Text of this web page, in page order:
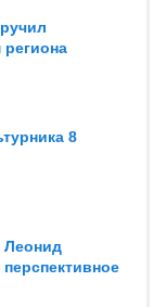
региона
8
Леонид